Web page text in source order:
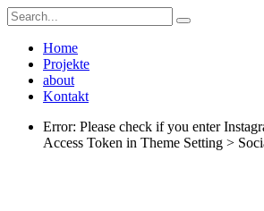
Home
Projekte
about
Kontakt
Error: Please check if you enter
Access Token in Theme Setting >